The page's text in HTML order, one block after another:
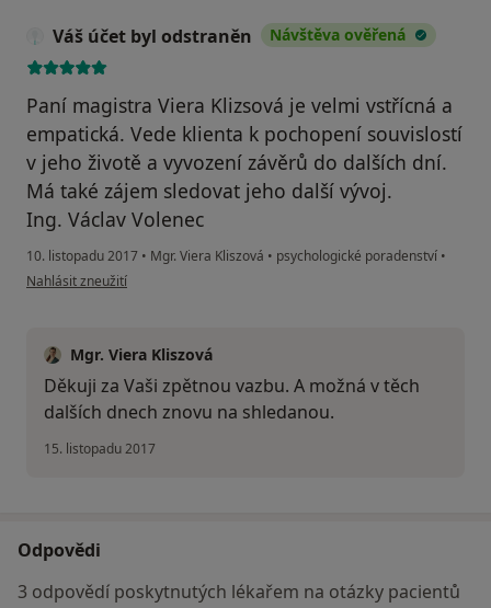
Váš účet byl odstraněn Návštěva ověřená
Paní magistra Viera Klizsová je velmi vstřícná a
empatická. Vede klienta k pochopení souvislostí
v jeho životě a vyvození závěrů do dalších dní.
Má také zájem sledovat jeho další vývoj.
Ing. Václav Volenec
10. listopadu 2017 • Mgr. Viera Kliszová • psychologické poradenství •
podle názoru uživatele Váš účet byl odstraněn
Nahlásit zneužití
Mgr. Viera Kliszová
Děkuji za Vaši zpětnou vazbu. A možná v těch
dalších dnech znovu na shledanou.
15. listopadu 2017
Odpovědi
3 odpovědí poskytnutých lékařem na otázky pacientů